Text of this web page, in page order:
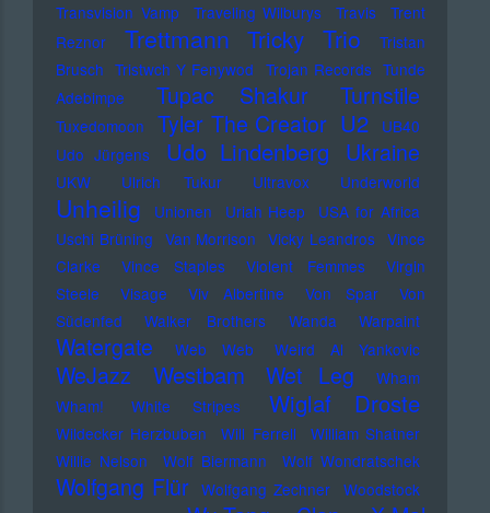
Transvision Vamp
Traveling Wilburys Travis
Trent
Reznor
Trettmann Tricky Trio
Tristan
Brusch Tristwch Y Fenywod Trojan Records Tunde
Adebimpe
Tupac Shakur Turnstile
Tuxedomoon Tyler The Creator U2
UB40
Udo Jürgens
Udo Lindenberg Ukraine
UKW Ulrich Tukur Ultravox Underworld
Unheilig Unionen Uriah Heep
USA for Africa
Uschi Brüning Van Morrison Vicky Leandros Vince
Clarke
Vince Staples Violent Femmes
Virgin
Steele
Visage Viv Albertine Von Spar
Von
Südenfed
Walker Brothers Wanda Warpaint
Watergate Web Web Weird Al Yankovic
WeJazz Westbam Wet Leg
Wham
Wham!
White Stripes Wiglaf Droste
Wildecker Herzbuben Will Ferrell
William Shatner
Willie Nelson
Wolf Biermann Wolf Wondratschek
Wolfgang Flür Wolfgang Zechner
Woodstock